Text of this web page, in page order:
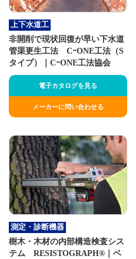
上下水道工
非開削で現状回復が早い下水道
管渠更生工法 CｰONE工法（S
タイプ）｜CｰONE工法協会
電子カタログを見る
メーカーに問い合わせる
測定・診断機器
樹木・木材の内部構造検査シス
テム RESISTOGRAPH®｜ベ